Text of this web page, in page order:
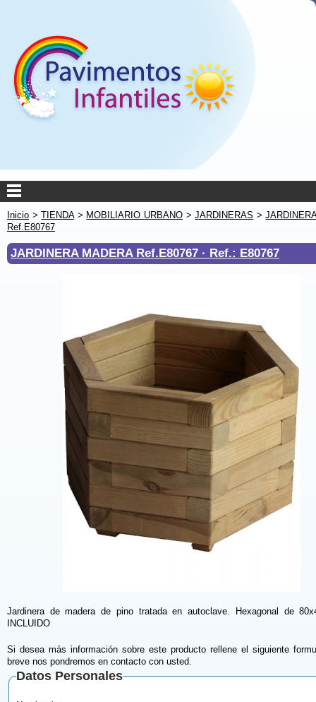
Inicio >TIENDA> MOBILIARIO URBANO >JARDINERAS >
Ref.E80767
JARDINERA MADERA Ref.E80767 · Ref.: E80767
Jardinera de madera de pino tratada en autoclave. Hexagonal de
INCLUIDO
Si desea más información sobre este producto rellene el siguiente
breve nos pondremos en contacto con usted.
Datos Personales